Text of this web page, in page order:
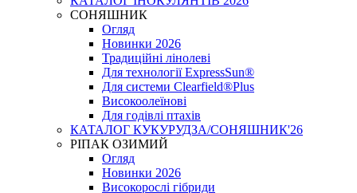
СОНЯШНИК
Огляд
Новинки 2026
Традиційні лінолеві
Для технології ExpressSun®
Для системи Clearfield®Plus
Високоолеїнові
Для годівлі птахів
КАТАЛОГ КУКУРУДЗА/СОНЯШНИК'26
РІПАК ОЗИМИЙ
Огляд
Новинки 2026
Високорослі гібриди